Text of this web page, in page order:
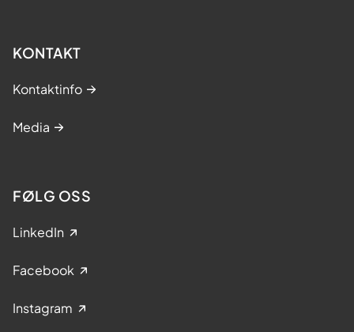
KONTAKT
Kontaktinfo
Media
FØLG OSS
LinkedIn
Facebook
Instagram